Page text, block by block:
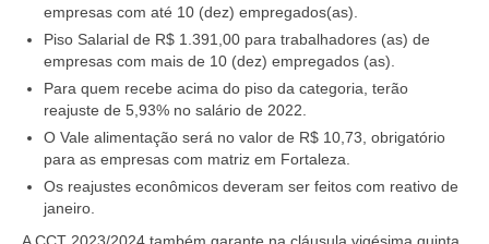
empresas com até 10 (dez) empregados(as).
Piso Salarial de R$ 1.391,00 para trabalhadores (as) de
empresas com mais de 10 (dez) empregados (as).
Para quem recebe acima do piso da categoria, terão
reajuste de 5,93% no salário de 2022.
O Vale alimentação será no valor de R$ 10,73, obrigatório
para as empresas com matriz em Fortaleza.
Os reajustes econômicos deveram ser feitos com reativo de
janeiro.